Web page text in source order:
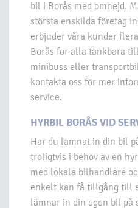
bil i Borås med omnejd.
största enskilda företag
erbjuder våra kunder
Borås för alla tänkbara
minibuss eller
kontakta oss för mer
service.
HYRBIL BORÅS VID
Har du lämnat in din bil
troligtvis i behov av en
med lokala bilhandlare
enkelt kan få tillgång till
lämnar in din egen bil på